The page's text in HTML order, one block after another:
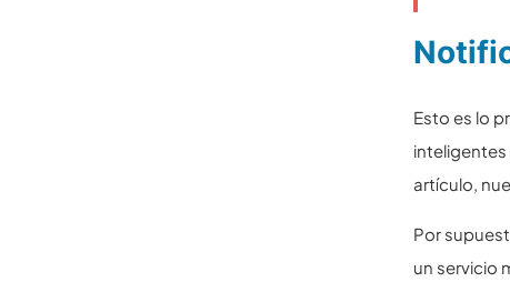
Esto es lo
inteligentes
artículo,
Por
un servicio